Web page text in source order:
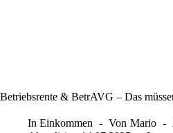
Betriebsrente & BetrAVG – Das
In Einkommen Von Mario